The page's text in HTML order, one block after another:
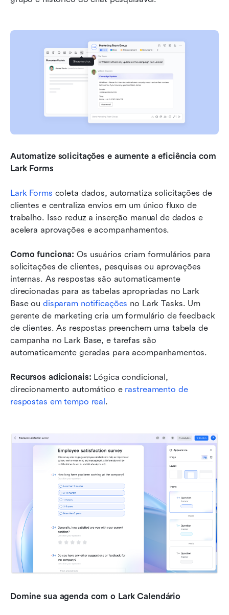
Automatize solicitações e aumente a eficiência com
Lark Forms
Lark Forms coleta dados, automatiza solicitações de
clientes e centraliza envios em um único fluxo de
trabalho. Isso reduz a inserção manual de dados e
acelera aprovações e acompanhamentos.
Como funciona: Os usuários criam formulários para
solicitações de clientes, pesquisas ou aprovações
internas. As respostas são automaticamente
direcionadas para as tabelas apropriadas no Lark
Base ou disparam notificações no Lark Tasks. Um
gerente de marketing cria um formulário de feedback
de clientes. As respostas preenchem uma tabela de
campanha no Lark Base, e tarefas são
automaticamente geradas para acompanhamentos.
Recursos adicionais: Lógica condicional,
direcionamento automático e rastreamento de
respostas em tempo real.
Domine sua agenda com o Lark Calendário